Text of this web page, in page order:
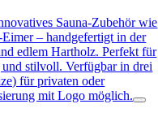
Sauna-Zubehör wie
– handgefertigt in der
edlem Hartholz. Perfekt für
stilvoll. Verfügbar in drei
für privaten oder
mit Logo möglich.